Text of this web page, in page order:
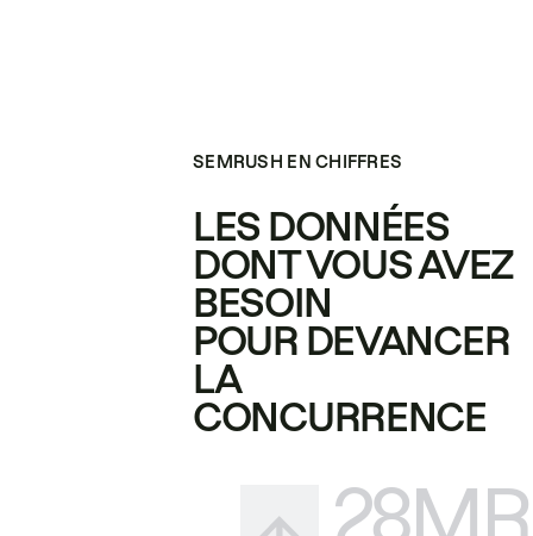
SEMRUSH EN CHIFFRES
LES DONNÉES
DONT VOUS AVEZ
BESOIN
POUR DEVANCER
LA
CONCURRENCE